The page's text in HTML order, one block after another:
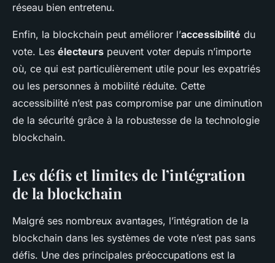
réseau bien entretenu.
Enfin, la blockchain peut améliorer l’accessibilité du
vote. Les électeurs peuvent voter depuis n’importe
où, ce qui est particulièrement utile pour les expatriés
ou les personnes à mobilité réduite. Cette
accessibilité n’est pas compromise par une diminution
de la sécurité grâce à la robustesse de la technologie
blockchain.
Les défis et limites de l’intégration
de la blockchain
Malgré ses nombreux avantages, l’intégration de la
blockchain dans les systèmes de vote n’est pas sans
défis. Une des principales préoccupations est la